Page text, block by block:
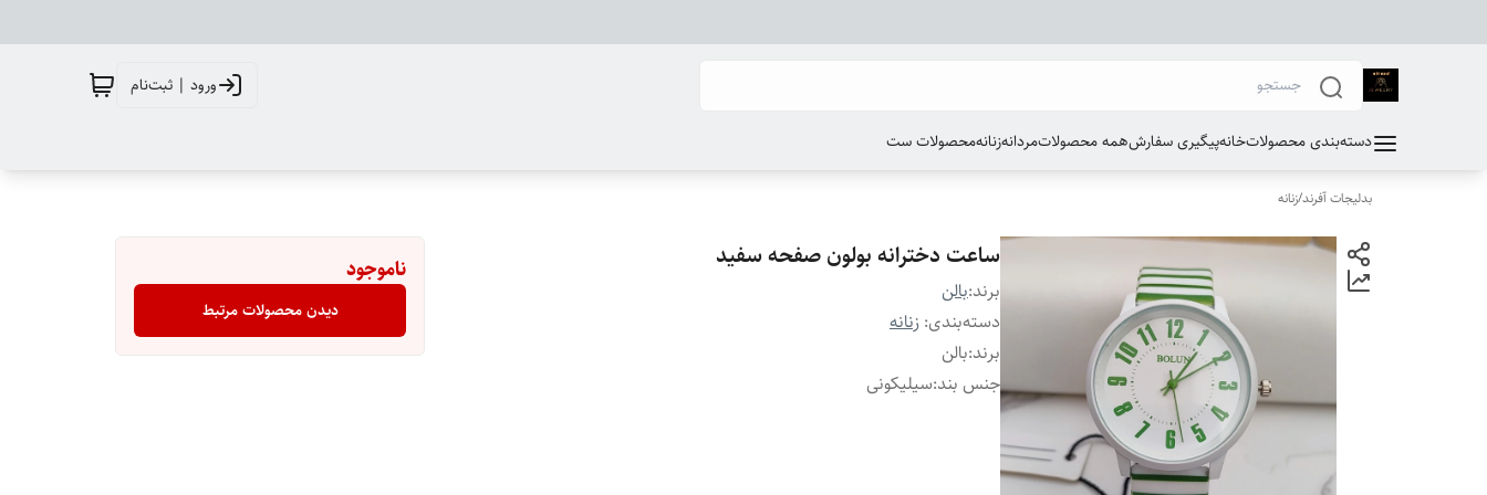
ورود | ثبت‌نام
دسته‌بندی محصولاتخانهپیگیری سفارشهمه محصولاتمردانهزنانهمحصولات ست
بدلیجات آفرند/زنانه
ساعت دخترانه بولون صفحه سفید
برند:بالن
دسته‌بندی: زنانه
برند:بالن
جنس بند:سیلیکونی
ناموجود
دیدن محصولات مرتبط